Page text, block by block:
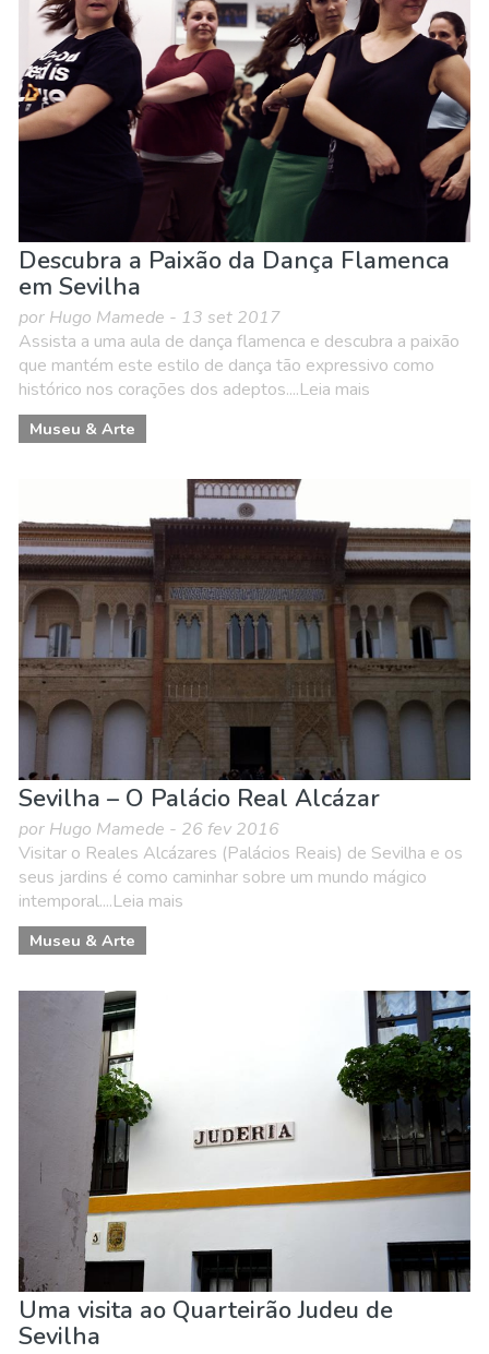
Descubra a Paixão da Dança Flamenca
em Sevilha
por Hugo Mamede - 13 set 2017
Assista a uma aula de dança flamenca e descubra a paixão
que mantém este estilo de dança tão expressivo como
histórico nos corações dos adeptos....Leia mais
Museu & Arte
Sevilha – O Palácio Real Alcázar
por Hugo Mamede - 26 fev 2016
Visitar o Reales Alcázares (Palácios Reais) de Sevilha e os
seus jardins é como caminhar sobre um mundo mágico
intemporal....Leia mais
Museu & Arte
Uma visita ao Quarteirão Judeu de
Sevilha